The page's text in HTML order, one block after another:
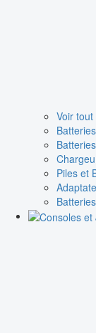
Voir
Piles et